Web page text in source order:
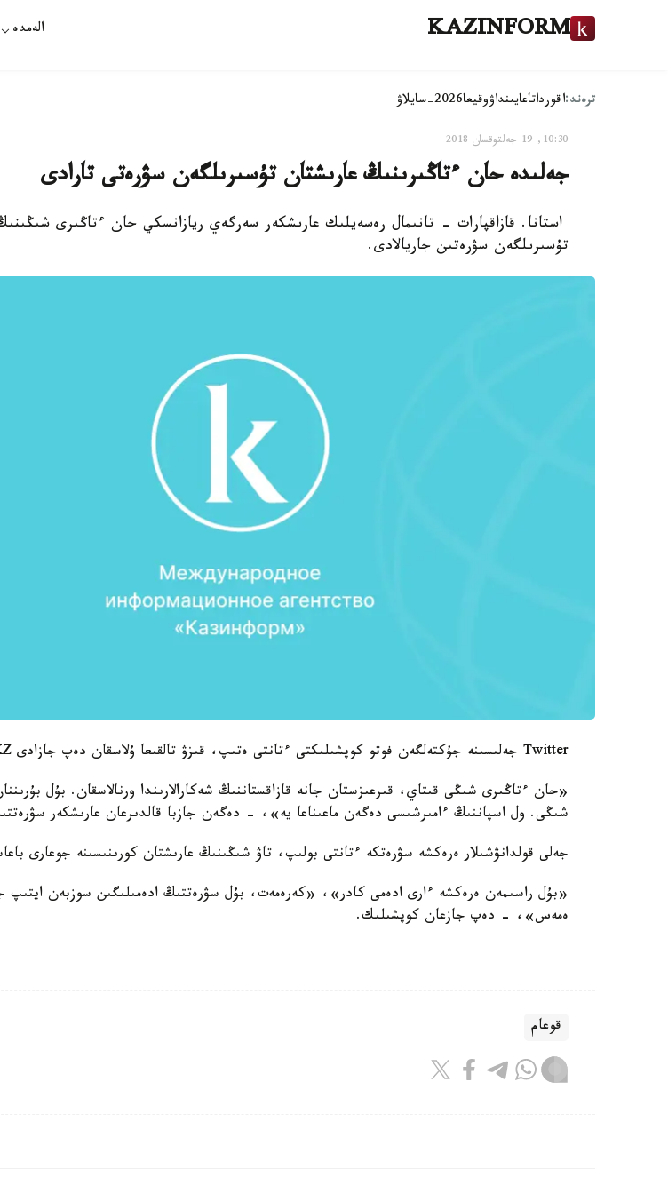
KAZINFORM الەمدە
ترەند:اقورداتاعايىنداۋوقيعا2026-سايلاۋ
10:30, 19 جەلتوقسان 2018
جەلىدە حان ءتاڭىرىنىڭ عارىشتان تۇسىرىلگەن سۋرەتى تارادى
استانا. قازاقپارات - تانىمال رەسەيلىك عارىشكەر سەرگەي ريازانسكي حان ءتاڭىرى
تۇسىرىلگەن سۋرەتىن جاريالادى.
Twitter جەلىسىنە جۇكتەلگەن فوتو كوپشىلىكتى ءتانتى ەتىپ، قىزۋ تالقىعا ۇلاسقان دەپ جازادى NUR. KZ.
«حان ءتاڭىرى شىڭى قىتاي، قىرعىزستان جانە قازاقستاننىڭ شەكارالارىندا ورنالاسقان. بۇل
شىڭى. ول اسپاننىڭ ءامىرشىسى دەگەن ماعىناعا يە»، - دەگەن جازبا قالدىرعان عارىشكەر
جەلى قولدانۋشىلار ەرەكشە سۋرەتكە ءتانتى بولىپ، تاۋ شىڭىنىڭ عارىشتان كورىنىسىنە جوعارى
«بۇل راسىمەن ەرەكشە ءارى ادەمى كادر»، «كەرەمەت، بۇل سۋرەتتىڭ ادەمىلىگىن سوزبەن ايتىپ
ەمەس»، - دەپ جازعان كوپشىلىك.
قوعام